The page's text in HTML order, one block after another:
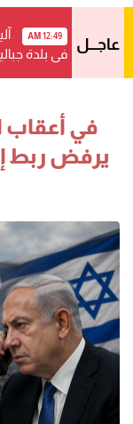
عاجـــل 12:49 AM
في بلدة
في أعقاب
يرفض ربط